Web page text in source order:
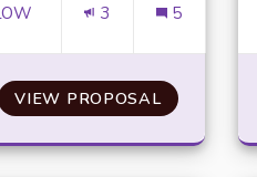
CONTRE LE CYBER-
3 5
VIEW PROPOSAL